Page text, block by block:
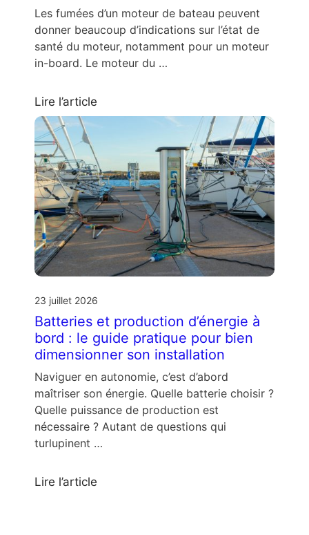
Les fumées d’un moteur de bateau peuvent
donner beaucoup d’indications sur l’état de
santé du moteur, notamment pour un moteur
in-board. Le moteur du …
Lire l’article
23 juillet 2026
Batteries et production d’énergie à
bord : le guide pratique pour bien
dimensionner son installation
Naviguer en autonomie, c’est d’abord
maîtriser son énergie. Quelle batterie choisir ?
Quelle puissance de production est
nécessaire ? Autant de questions qui
turlupinent …
Lire l’article